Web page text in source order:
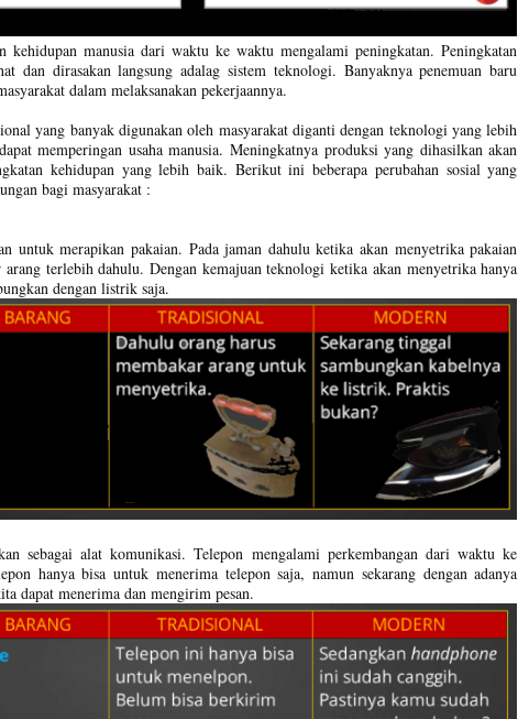
kehidupan manusia dari waktu ke waktu mengalami peningkatan. Peningkatan
dan dirasakan langsung adalag sistem teknologi. Banyaknya penemuan baru
dalam melaksanakan pekerjaannya.
yang banyak digunakan oleh masyarakat diganti dengan teknologi yang lebih
memperingan usaha manusia. Meningkatnya produksi yang dihasilkan akan
kehidupan yang lebih baik. Berikut ini beberapa perubahan sosial yang
bagi masyarakat :
untuk merapikan pakaian. Pada jaman dahulu ketika akan menyetrika pakaian
arang terlebih dahulu. Dengan kemajuan teknologi ketika akan menyetrika hanya
dengan listrik saja.
sebagai alat komunikasi. Telepon mengalami perkembangan dari waktu ke
hanya bisa untuk menerima telepon saja, namun sekarang dengan adanya
dapat menerima dan mengirim pesan.